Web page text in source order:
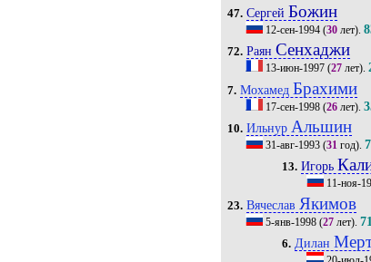
47. Сергей Божин
12-сен-1994 (30 лет).
72. РаянСенхаджи
13-июн-1997 (27 лет).
7. Мохамед Брахими
17-сен-1998 (26 лет).
10. Ильнур Альшин
31-авг-1993 (31 год).
13. Игорь
11-ноя-
23. Вячеслав Якимов
5-янв-1998 (27 лет).71
6. Дилан